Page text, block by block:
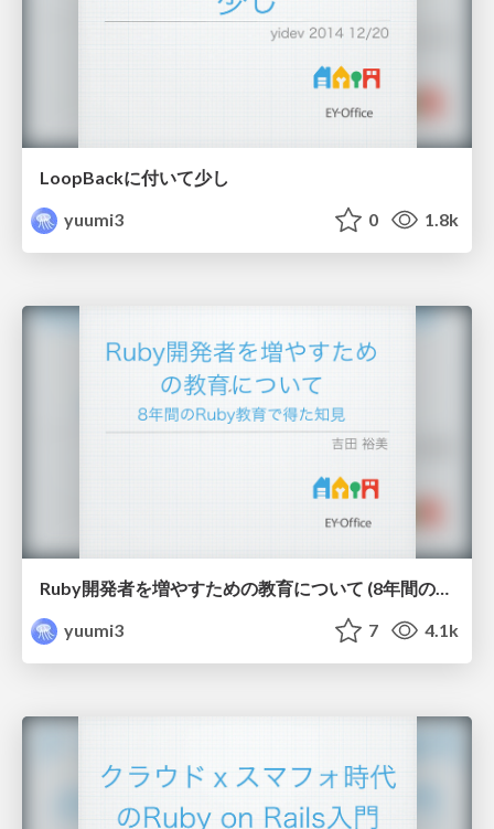
LoopBackに付いて少し
yuumi3
0 1.8k
Ruby開発者を増やすための教育について (8年間のRuby教育で得た知見)
yuumi3
7 4.1k